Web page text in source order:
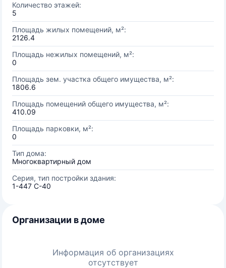
Количество этажей:
5
Площадь жилых помещений, м²:
2126.4
Площадь нежилых помещений, м²:
0
Площадь зем. участка общего имущества, м²:
1806.6
Площадь помещений общего имущества, м²:
410.09
Площадь парковки, м²:
0
Тип дома:
Многоквартирный дом
Серия, тип постройки здания:
1-447 С-40
Организации в доме
Информация об организациях
отсутствует